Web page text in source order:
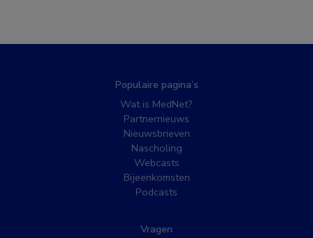
Populaire pagina’s
Wat is MedNet?
Partnernieuws
Nieuwsbrieven
Nascholing
Webcasts
Bijeenkomsten
Podcasts
Vragen